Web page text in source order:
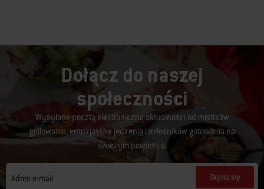
Dołącz do naszej
społeczności
Wysyłane pocztą elektroniczną aktualności od mistrzów
grillowania, entuzjastów jedzenia i miłośników gotowania na
świeżym powietrzu.
Adres e-mail Zapisz się